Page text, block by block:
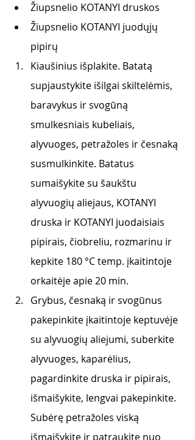
Žiupsnelio KOTANYI druskos
Žiupsnelio KOTANYI juodųjų
pipirų
Kiaušinius išplakite. Batatą
supjaustykite išilgai skiltelėmis,
baravykus ir svogūną
smulkesniais kubeliais,
alyvuoges, petražoles ir česnaką
susmulkinkite. Batatus
sumaišykite su šaukštu
alyvuogių aliejaus, KOTANYI
druska ir KOTANYI juodaisiais
pipirais, čiobreliu, rozmarinu ir
kepkite 180 °C temp. įkaitintoje
orkaitėje apie 20 min.
Grybus, česnaką ir svogūnus
pakepinkite įkaitintoje keptuvėje
su alyvuogių aliejumi, suberkite
alyvuoges, kaparėlius,
pagardinkite druska ir pipirais,
išmaišykite, lengvai pakepinkite.
Subėrę petražoles viską
išmaišykite ir patraukite nuo